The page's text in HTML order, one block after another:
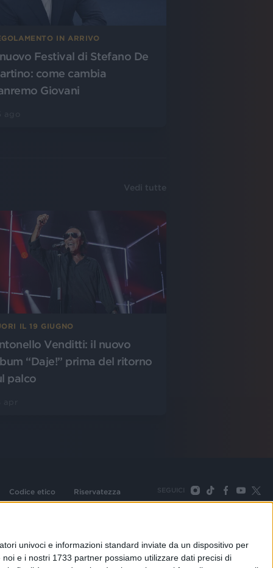
univoci e informazioni standard inviate da un dispositivo per
e i nostri 1733 partner possiamo utilizzare dati precisi di
IN ARRIVO
Festival di Stefano De
come cambia
Giovani
Vedi tutte
IL 19 GIUGNO
Venditti: il nuovo
“Daje!” prima del ritorno
palco
Codice etico Riservatezza SEGUICI